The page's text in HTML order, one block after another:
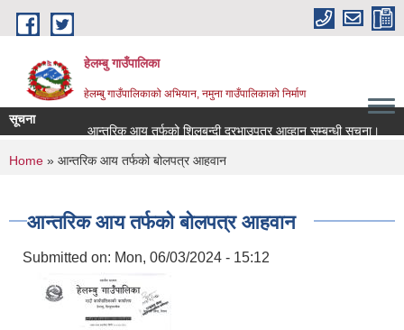
Skip to main content
हेलम्बु गाउँपालिका
हेलम्बु गाउँपालिकाको अभियान, नमुना गाउँपालिकाको निर्माण
सूचना
आन्तरिक आय तर्फको शिलबन्दी दरभाउपत्र आव्हान सम्बन्धी सूचना।
You are here
Home » आन्तरिक आय तर्फको बोलपत्र आहवान
आन्तरिक आय तर्फको बोलपत्र आहवान
Submitted on: Mon, 06/03/2024 - 15:12